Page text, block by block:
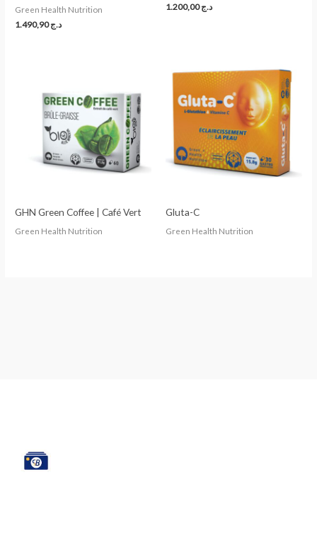
Green Health Nutrition
د.ج1.490,90
د.ج1.200,00
GHN Green Coffee | Café Vert
Green Health Nutrition
Gluta-C
Green Health Nutrition